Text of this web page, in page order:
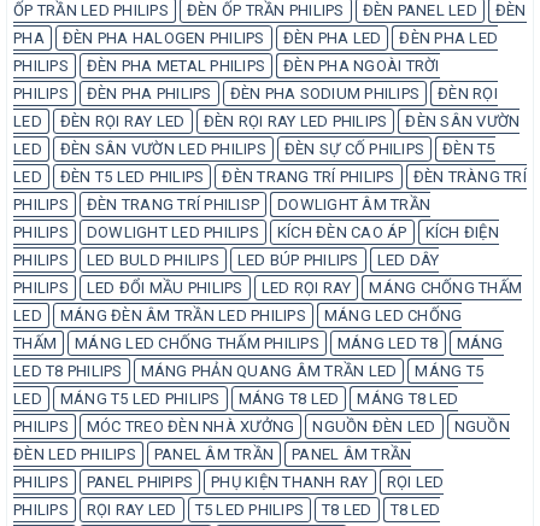
ỐP TRẦN LED PHILIPS
ĐÈN ỐP TRẦN PHILIPS ĐÈN PANEL LED
ĐÈN
PHA
ĐÈN PHA HALOGEN PHILIPS ĐÈN PHA LED
ĐÈN PHA LED
PHILIPS
ĐÈN PHA METAL PHILIPS
ĐÈN PHA NGOÀI TRỜI
PHILIPS
ĐÈN PHA PHILIPS ĐÈN PHA SODIUM PHILIPS
ĐÈN RỌI
LED
ĐÈN RỌI RAY LED ĐÈN RỌI RAY LED PHILIPS
ĐÈN SÂN VƯỜN
LED
ĐÈN SÂN VƯỜN LED PHILIPS ĐÈN SỰ CỐ PHILIPS
ĐÈN T5
LED
ĐÈN T5 LED PHILIPS ĐÈN TRANG TRÍ PHILIPS
ĐÈN TRÀNG TRÍ
PHILIPS
ĐÈN TRANG TRÍ PHILISP
DOWLIGHT ÂM TRẦN
PHILIPS
DOWLIGHT LED PHILIPS KÍCH ĐÈN CAO ÁP
KÍCH ĐIỆN
PHILIPS
LED BULD PHILIPS LED BÚP PHILIPS
LED DÂY
PHILIPS
LED ĐỔI MẦU PHILIPS LED RỌI RAY
MÁNG CHỐNG THẤM
LED
MÁNG ĐÈN ÂM TRẦN LED PHILIPS
MÁNG LED CHỐNG
THẤM
MÁNG LED CHỐNG THẤM PHILIPS MÁNG LED T8
MÁNG
LED T8 PHILIPS
MÁNG PHẢN QUANG ÂM TRẦN LED
MÁNG T5
LED
MÁNG T5 LED PHILIPS MÁNG T8 LED
MÁNG T8 LED
PHILIPS
MÓC TREO ĐÈN NHÀ XƯỞNG NGUỒN ĐÈN LED
NGUỒN
ĐÈN LED PHILIPS
PANEL ÂM TRẦN
PANEL ÂM TRẦN
PHILIPS
PANEL PHIPIPS PHỤ KIỆN THANH RAY
RỌI LED
PHILIPS
RỌI RAY LED T5 LED PHILIPS T8 LED
T8 LED